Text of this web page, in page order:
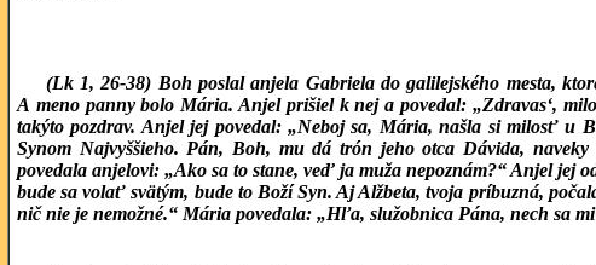
(Lk 1, 26-38) Boh poslal anjela Gabriela do galilejského mesta,
A meno panny bolo Mária. Anjel prišiel k nej a povedal: „Zdravas‘,
takýto pozdrav. Anjel jej povedal: „Neboj sa, Mária, našla si milosť u
Synom Najvyššieho. Pán, Boh, mu dá trón jeho otca Dávida,
povedala anjelovi: „Ako sa to stane, veď ja muža nepoznám?“ Anjel jej
bude sa volať svätým, bude to Boží Syn. Aj Alžbeta, tvoja príbuzná,
nič nie je nemožné.“ Mária povedala: „Hľa, služobnica Pána, nech sa